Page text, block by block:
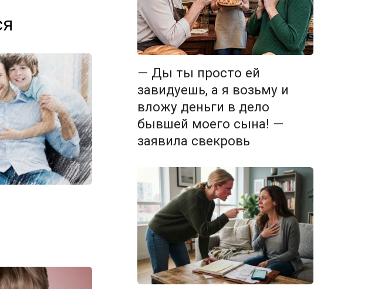
— Ды ты просто ей
завидуешь, а я возьму и
вложу деньги в дело
бывшей моего сына! —
заявила свекровь